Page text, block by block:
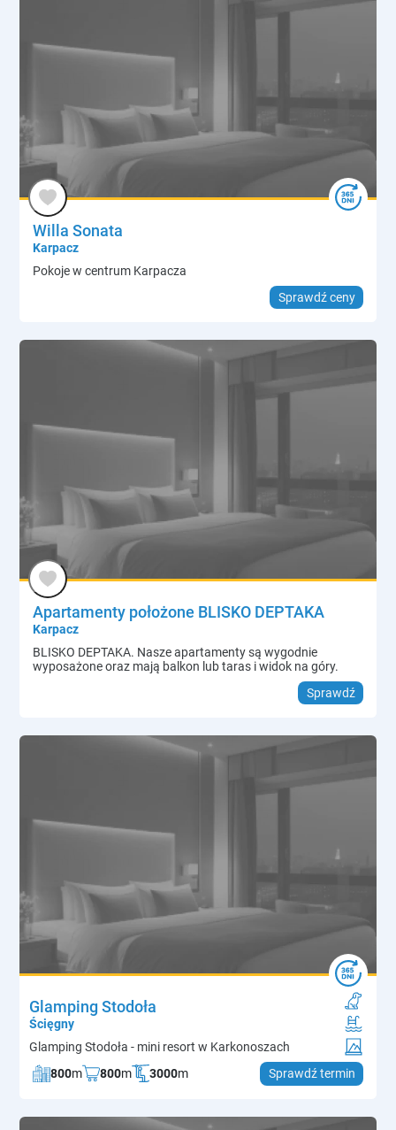
Willa Sonata
Karpacz
Pokoje w centrum Karpacza
Sprawdź ceny
Apartamenty położone BLISKO DEPTAKA
Karpacz
BLISKO DEPTAKA. Nasze apartamenty są wygodnie
wyposażone oraz mają balkon lub taras i widok na góry.
Sprawdź
Glamping Stodoła
Ścięgny
Glamping Stodoła - mini resort w Karkonoszach
800m 800m 3000m Sprawdź termin